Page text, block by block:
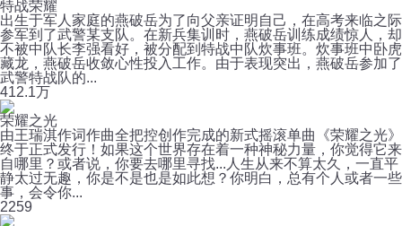
特战荣耀
出生于军人家庭的燕破岳为了向父亲证明自己，在高考来临之际
参军到了武警某支队。在新兵集训时，燕破岳训练成绩惊人，却
不被中队长李强看好，被分配到特战中队炊事班。炊事班中卧虎
藏龙，燕破岳收敛心性投入工作。由于表现突出，燕破岳参加了
武警特战队的...
412.1万
荣耀之光
由王瑞淇作词作曲全把控创作完成的新式摇滚单曲《荣耀之光》
终于正式发行！如果这个世界存在着一种神秘力量，你觉得它来
自哪里？或者说，你要去哪里寻找...人生从来不算太久，一直平
静太过无趣，你是不是也是如此想？你明白，总有个人或者一些
事，会令你...
2259